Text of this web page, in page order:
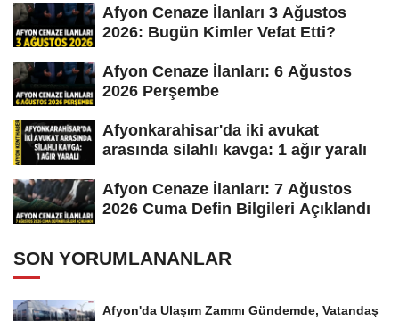
Afyon Cenaze İlanları 3 Ağustos
2026: Bugün Kimler Vefat Etti?
Afyon Cenaze İlanları: 6 Ağustos
2026 Perşembe
Afyonkarahisar'da iki avukat
arasında silahlı kavga: 1 ağır yaralı
Afyon Cenaze İlanları: 7 Ağustos
2026 Cuma Defin Bilgileri Açıklandı
SON YORUMLANANLAR
Afyon'da Ulaşım Zammı Gündemde, Vatandaş